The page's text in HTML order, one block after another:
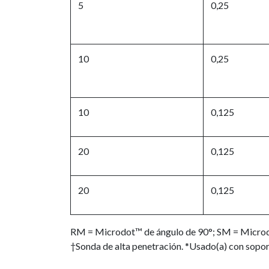
5 0,25
10 0,25
10 0,125
20 0,125
20 0,125
RM = Microdot™ de ángulo de 90°; SM =
†Sonda de alta penetración. *Usado(a) con